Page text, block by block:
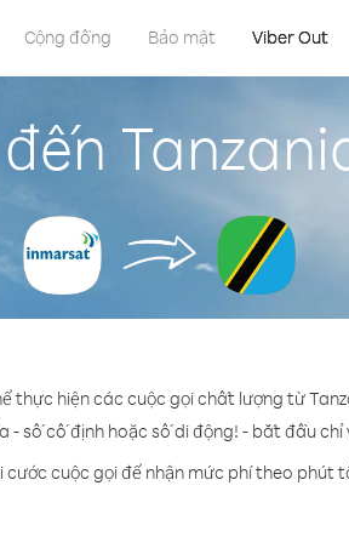
Cộng đồng Bảo mật Viber Out
thực hiện các cuộc gọi chất lượng từ
- số cố định hoặc số di động! - bắt đầu
cước cuộc gọi để nhận mức phí theo phút